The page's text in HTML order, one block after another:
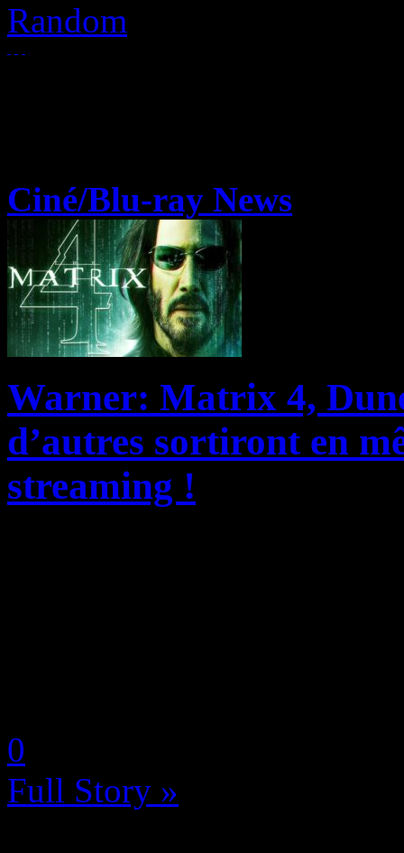
Random
Ciné/Blu-ray News
Warner: Matrix 4,
d’autres sortiront en
streaming !
0
Full Story »